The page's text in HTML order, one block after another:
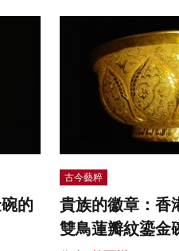
的
古今藝粹
貴族的徽章：香
雙鳥蓮瓣紋鎏金